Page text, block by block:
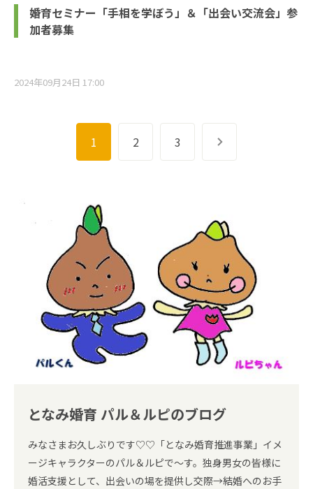
婚育セミナー「手相を学ぼう」＆「出会い交流会」参
加者募集
2024年09月24日 17:00
1 2 3
となみ婚育 パル＆ルピのブログ
みなさまお久しぶりです♡♡「となみ婚育推進事業」イメ
ージキャラクターのパル＆ルピで～す。独身男女の皆様に
婚活支援として、出会いの場を提供し交際→結婚へのお手